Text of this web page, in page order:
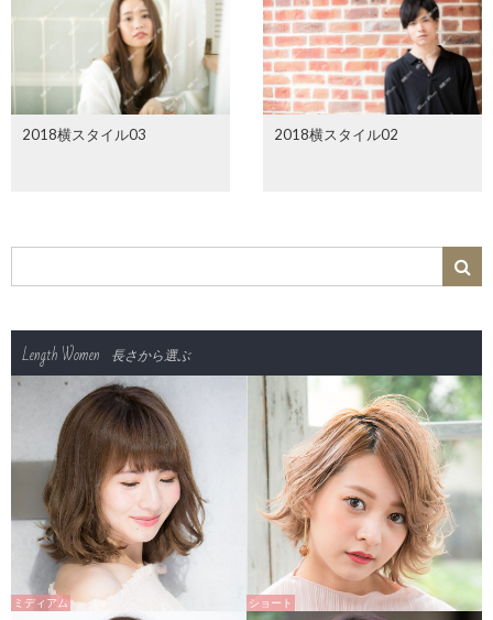
2018横スタイル03 2018横スタイル02
Length Women 長さから選ぶ
ミディアム ショート